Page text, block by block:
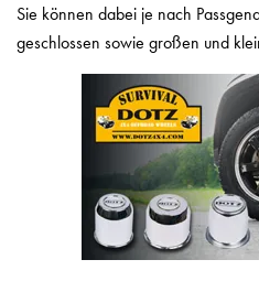
Sie können dabei je nach
geschlossen sowie großen und